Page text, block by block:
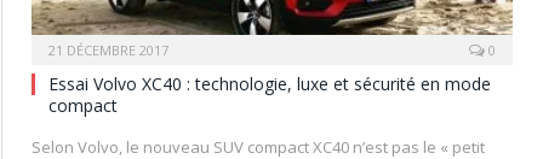
21 DÉCEMBRE 2017 0
Essai Volvo XC40 : technologie, luxe et sécurité en mode
compact
Selon Volvo, le nouveau SUV compact XC40 n’est pas le « petit